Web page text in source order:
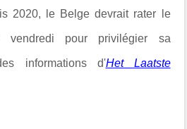
2020, le Belge devrait rater le
vendredi pour privilégier sa
informations d'Het Laatste